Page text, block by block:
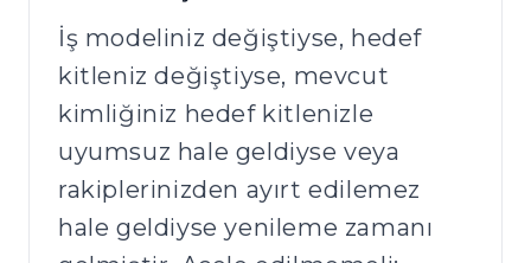
İş modeliniz değiştiyse, hedef
kitleniz değiştiyse, mevcut
kimliğiniz hedef kitlenizle
uyumsuz hale geldiyse veya
rakiplerinizden ayırt edilemez
hale geldiyse yenileme zamanı